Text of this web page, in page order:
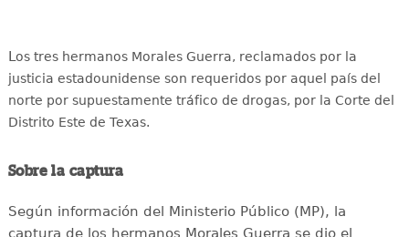
Los tres hermanos Morales Guerra, reclamados por la
justicia estadounidense son requeridos por aquel país del
norte por supuestamente tráfico de drogas, por la Corte del
Distrito Este de Texas.
Sobre la captura
Según información del Ministerio Público (MP), la
captura de los hermanos Morales Guerra se dio el